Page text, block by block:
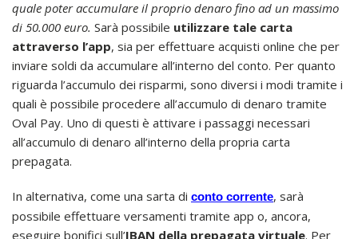
quale poter accumulare il proprio denaro fino ad un massimo
di 50.000 euro. Sarà possibile utilizzare tale carta
attraverso l’app, sia per effettuare acquisti online che per
inviare soldi da accumulare all’interno del conto. Per quanto
riguarda l’accumulo dei risparmi, sono diversi i modi tramite i
quali è possibile procedere all’accumulo di denaro tramite
Oval Pay. Uno di questi è attivare i passaggi necessari
all’accumulo di denaro all’interno della propria carta
prepagata.
In alternativa, come una sarta di conto corrente, sarà
possibile effettuare versamenti tramite app o, ancora,
eseguire bonifici sull’IBAN della prepagata virtuale. Per